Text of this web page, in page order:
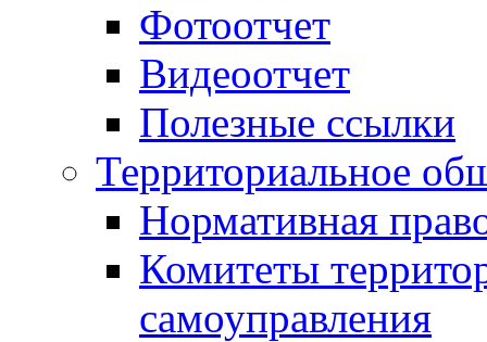
Фотоотчет
Видеоотчет
Полезные ссылки
Территориальное
Нормативная
Комитеты
самоуправления